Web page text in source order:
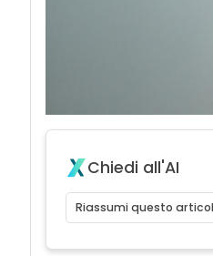
Chiedi all'AI
Riassumi questo